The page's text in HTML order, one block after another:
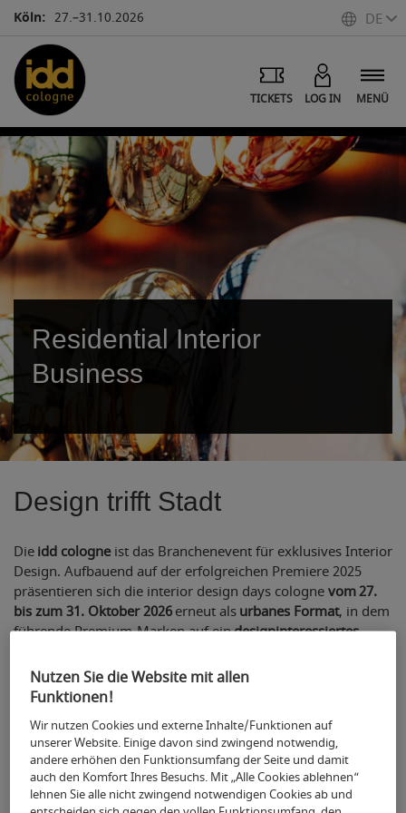
Köln: 27.–31.10.2026 DE
MENÜ
LOG IN
TICKETS
Residential Interior
Business
Design trifft Stadt
Dieidd cologneist das Branchenevent für exklusives Interior
Design. Aufbauend auf der erfolgreichen Premiere 2025
präsentieren sich die interior design days colognevom 27.
bis zum 31. Oktober 2026erneut alsurbanes Format, in dem
führende Premium-Marken auf eindesigninteressiertes,
Medien treffen.
Mit ihrem innovativen
cologne Kreativität und Premium Interior Design direkt in
die Stadt. Zentrale Aussteller-Locations wie die
renommierteDesign Post Köln,das machwerkhaus köln
ausgewählte Kreativorte sowie die Beteiligung
unabhängigerShowrooms und Store-Partnerin der Kölner
Nutzen Sie die Website mit allen
Funktionen!
Wir nutzen Cookies und externe Inhalte/Funktionen auf
unserer Website. Einige davon sind zwingend notwendig,
andere erhöhen den Funktionsumfang der Seite und damit
auch den Komfort Ihres Besuchs. Mit „Alle Cookies ablehnen“
lehnen Sie alle nicht zwingend notwendigen Cookies ab und